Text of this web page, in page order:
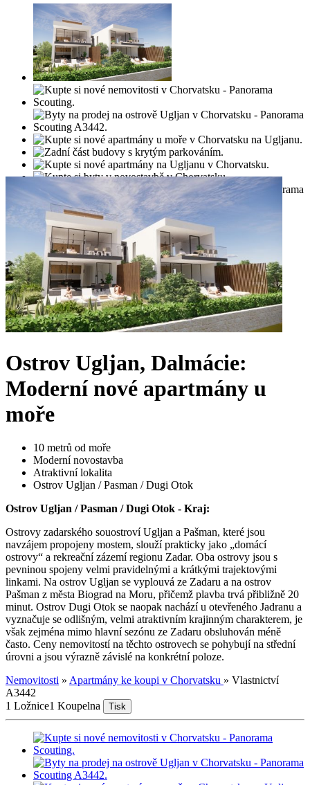
Ostrov Ugljan, Dalmácie:
Moderní nové apartmány u
moře
10 metrů od moře
Moderní novostavba
Atraktivní lokalita
Ostrov Ugljan / Pasman / Dugi Otok
Ostrov Ugljan / Pasman / Dugi Otok - Kraj:
Ostrovy zadarského souostroví Ugljan a Pašman, které jsou
navzájem propojeny mostem, slouží prakticky jako „domácí
ostrovy“ a rekreační zázemí regionu Zadar. Oba ostrovy jsou s
pevninou spojeny velmi pravidelnými a krátkými trajektovými
linkami. Na ostrov Ugljan se vyplouvá ze Zadaru a na ostrov
Pašman z města Biograd na Moru, přičemž plavba trvá přibližně 20
minut. Ostrov Dugi Otok se naopak nachází u otevřeného Jadranu a
vyznačuje se odlišným, velmi atraktivním krajinným charakterem, je
však zejména mimo hlavní sezónu ze Zadaru obsluhován méně
často. Ceny nemovitostí na těchto ostrovech se pohybují na střední
úrovni a jsou výrazně závislé na konkrétní poloze.
Nemovitosti » Apartmány ke koupi v Chorvatsku » Vlastnictví
A3442
1 Ložnice1 Koupelna Tisk